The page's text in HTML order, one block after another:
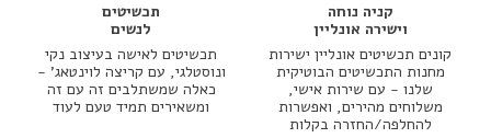
תכשיטים
לנשים
תכשיטים לאישה בעיצוב נקי
ונוסטלגי, עם קריצה לוינטאג' -
כאלה שמשתלבים זה עם זה
ומשאירים תמיד טעם לעוד
קניה נוחה
וישירה אונליין
קונים תכשיטים אונליין ישירות
מחנות התכשיטים הבוטיקית
שלנו - עם שירות אישי,
משלוחים מהירים, ואפשרות
להחלפה/החזרה בקלות